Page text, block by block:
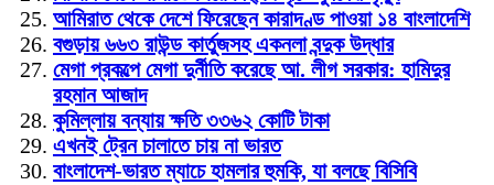
আমিরাত থেকে দেশে ফিরেছেন কারাদণ্ড পাওয়া ১৪ বাংলাদেশি
বগুড়ায় ৬৬৩ রাউন্ড কার্তুজসহ একনলা বন্দুক উদ্ধার
মেগা প্রকল্পে মেগা দুর্নীতি করেছে আ. লীগ সরকার: হামিদুর
রহমান আজাদ
কুমিল্লায় বন্যায় ক্ষতি ৩৩৬২ কোটি টাকা
এখনই ট্রেন চালাতে চায় না ভারত
বাংলাদেশ-ভারত ম্যাচে হামলার হুমকি, যা বলছে বিসিবি